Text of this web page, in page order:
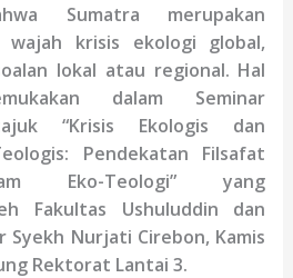
Sumatra merupakan
wajah krisis ekologi global,
lokal atau regional. Hal
kan dalam Seminar
“Krisis Ekologis dan
Pendekatan Filsafat
Eko-Teologi” yang
Fakultas Ushuluddin dan
Syekh Nurjati Cirebon, Kamis
Rektorat Lantai 3.